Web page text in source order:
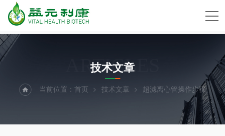
ARTICLES
技术文章
当前位置： 首页 技术文章 超滤离心管操作步骤